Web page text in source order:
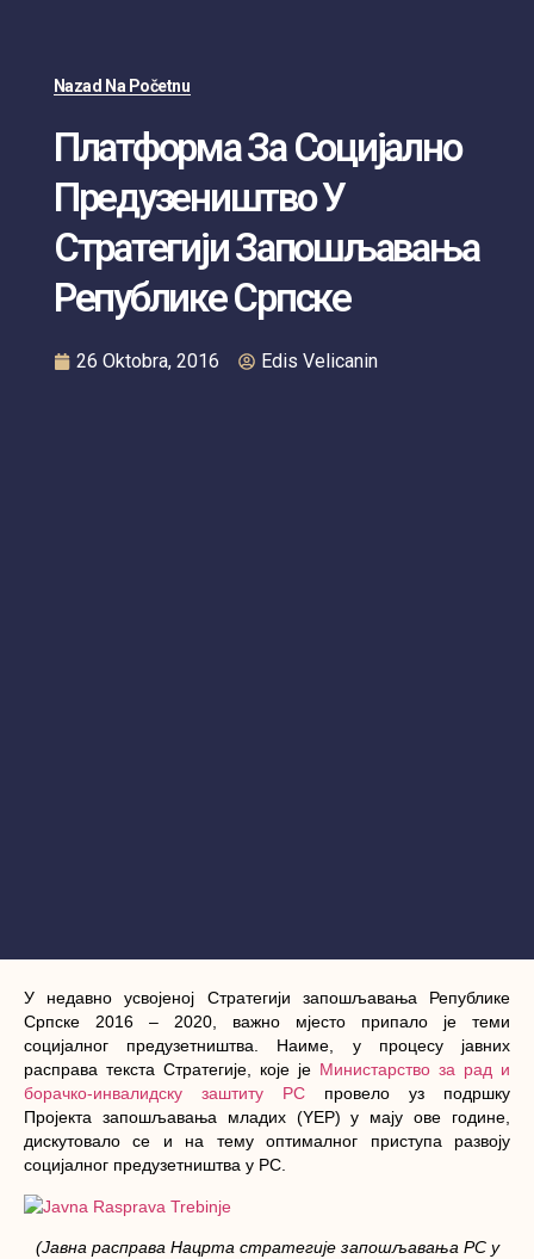
Nazad Na Početnu
Платформа За Социјално
Предузеништво У
Стратегији Запошљавања
Републике Српске
26 Oktobra, 2016 Edis Velicanin
У недавно усвојеној Стратегији запошљавања Републике
Српске 2016 – 2020, важно мјесто припало је теми
социјалног предузетништва. Наиме, у процесу јавних
расправа текста Стратегије, које је Министарство за рад и
борачко-инвалидску заштиту РС провело уз подршку
Пројекта запошљавања младих (YEP) у мају ове године,
дискутовало се и на тему оптималног приступа развоју
социјалног предузетништва у РС.
(Јавна расправа Нацрта стратегије запошљавања РС у